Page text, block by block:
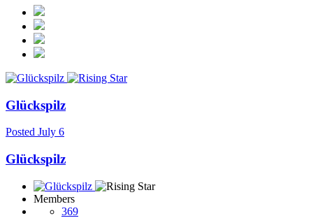
Glückspilz
Posted July 6
Glückspilz
Members
369